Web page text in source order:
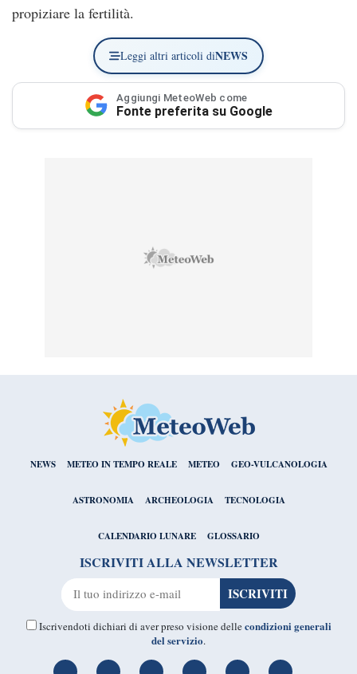
propiziare la fertilità.
Leggi altri articoli diNEWS
Aggiungi MeteoWeb come
Fonte preferita su Google
NEWS METEO IN TEMPO REALE METEO GEO-VULCANOLOGIA
ASTRONOMIA ARCHEOLOGIA TECNOLOGIA
CALENDARIO LUNARE GLOSSARIO
ISCRIVITI ALLA NEWSLETTER
Iscrivendoti dichiari di aver preso visione dellecondizioni generali
del servizio.